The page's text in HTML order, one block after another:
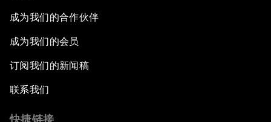
成为我们的合作伙伴
成为我们的会员
订阅我们的新闻稿
联系我们